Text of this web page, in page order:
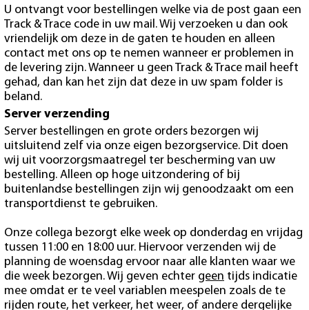
U ontvangt voor bestellingen welke via de post gaan een
Track & Trace code in uw mail. Wij verzoeken u dan ook
vriendelijk om deze in de gaten te houden en alleen
contact met ons op te nemen wanneer er problemen in
de levering zijn. Wanneer u geen Track & Trace mail heeft
gehad, dan kan het zijn dat deze in uw spam folder is
beland.
Server verzending
Server bestellingen en grote orders bezorgen wij
uitsluitend zelf via onze eigen bezorgservice. Dit doen
wij uit voorzorgsmaatregel ter bescherming van uw
bestelling. Alleen op hoge uitzondering of bij
buitenlandse bestellingen zijn wij genoodzaakt om een
transportdienst te gebruiken.
Onze collega bezorgt elke week op donderdag en vrijdag
tussen 11:00 en 18:00 uur. Hiervoor verzenden wij de
planning de woensdag ervoor naar alle klanten waar we
die week bezorgen. Wij geven echter geen tijds indicatie
mee omdat er te veel variablen meespelen zoals de te
rijden route, het verkeer, het weer, of andere dergelijke